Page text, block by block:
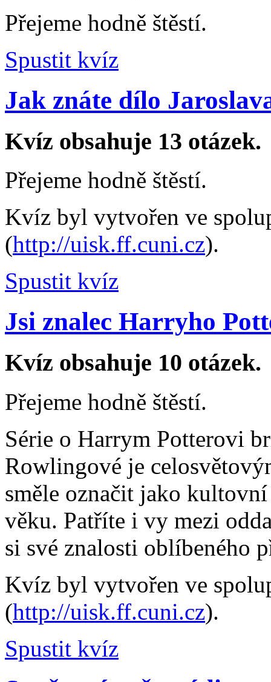
Přejeme hodně štěstí.
Spustit kvíz
Jak znáte dílo
Kvíz obsahuje 13 otázek.
Přejeme hodně štěstí.
Kvíz byl vytvořen ve
(http://uisk.ff.cuni.cz).
Spustit kvíz
Jsi znalec Harryho
Kvíz obsahuje 10 otázek.
Přejeme hodně štěstí.
Série o Harrym Potterovi
Rowlingové je
směle označit jako
věku. Patříte i vy mezi
si své znalosti oblíbeného
Kvíz byl vytvořen ve
(http://uisk.ff.cuni.cz).
Spustit kvíz